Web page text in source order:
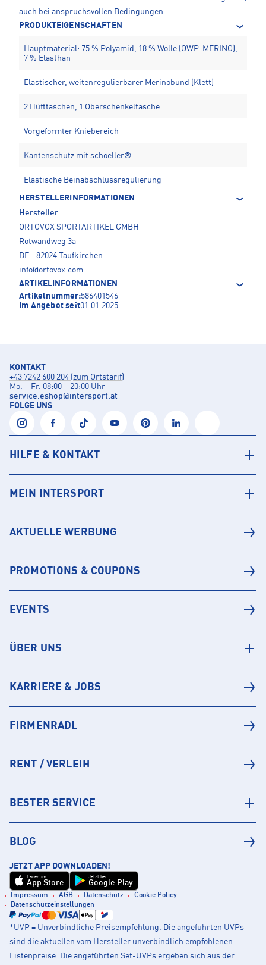
auch bei anspruchsvollen Bedingungen.
PRODUKTEIGENSCHAFTEN
Hauptmaterial: 75 % Polyamid, 18 % Wolle (OWP-MERINO),
7 % Elasthan
Elastischer, weitenregulierbarer Merinobund (Klett)
2 Hüfttaschen, 1 Oberschenkeltasche
Vorgeformter Kniebereich
Kantenschutz mit schoeller®
Elastische Beinabschlussregulierung
HERSTELLERINFORMATIONEN
Hersteller
ORTOVOX SPORTARTIKEL GMBH
Rotwandweg 3a
DE - 82024 Taufkirchen
info@ortovox.com
ARTIKELINFORMATIONEN
Artikelnummer:586401546
Im Angebot seit01.01.2025
KONTAKT
+43 7242 600 204 (zum Ortstarif)
Mo. – Fr. 08:00 – 20:00 Uhr
service.eshop@intersport.at
FOLGE UNS
HILFE & KONTAKT
MEIN INTERSPORT
AKTUELLE WERBUNG
PROMOTIONS & COUPONS
EVENTS
ÜBER UNS
KARRIERE & JOBS
FIRMENRADL
RENT / VERLEIH
BESTER SERVICE
BLOG
JETZT APP DOWNLOADEN!
Laden im
App Store
Jetzt bei
Google Play
Impressum AGB Datenschutz
Cookie Policy
Datenschutzeinstellungen
*UVP = Unverbindliche Preisempfehlung. Die angeführten UVPs
sind die aktuellen vom Hersteller unverbindlich empfohlenen
Listenpreise. Die angeführten Set-UVPs ergeben sich aus der